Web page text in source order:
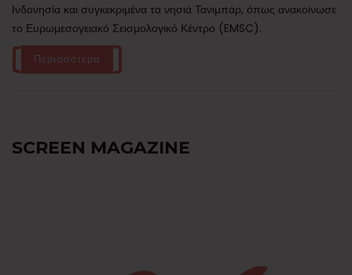
Ινδονησία και συγκεκριμένα τα νησιά Τανιμπάρ, όπως ανακοίνωσε
το Ευρωμεσογειακό Σεισμολογικό Κέντρο (EMSC).
Περισσότερα
SCREEN MAGAZINE